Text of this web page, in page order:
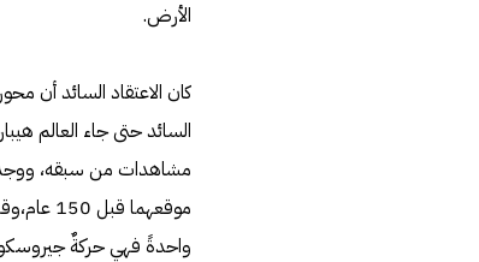
الأرض.
كان الاعتقاد السائد أن
السائد حتى جاء العالم
مشاهدات من سبقه، ووجد
واحدةً فهي حركةٌ